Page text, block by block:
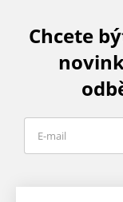
Chcete